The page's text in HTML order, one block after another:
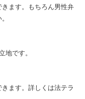
ます。もちろん男性弁
地です。
ます。詳しくは法テラ